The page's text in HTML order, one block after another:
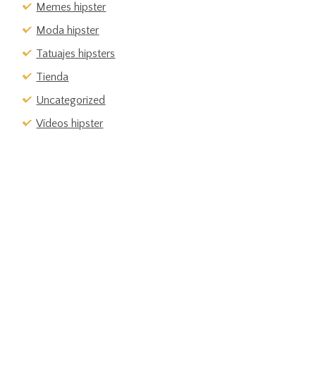
Memes hipster
Moda hipster
Tatuajes hipsters
Tienda
Uncategorized
Vídeos hipster